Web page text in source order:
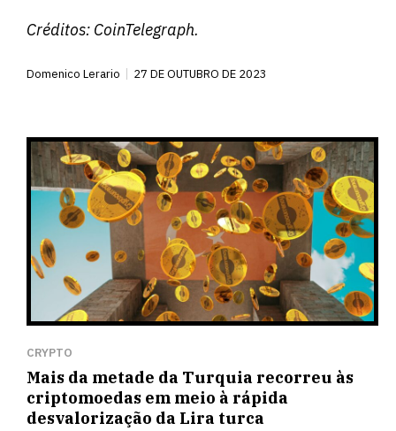
Créditos: CoinTelegraph.
Domenico Lerario 27 DE OUTUBRO DE 2023
CRYPTO
Mais da metade da Turquia recorreu às
criptomoedas em meio à rápida
desvalorização da Lira turca